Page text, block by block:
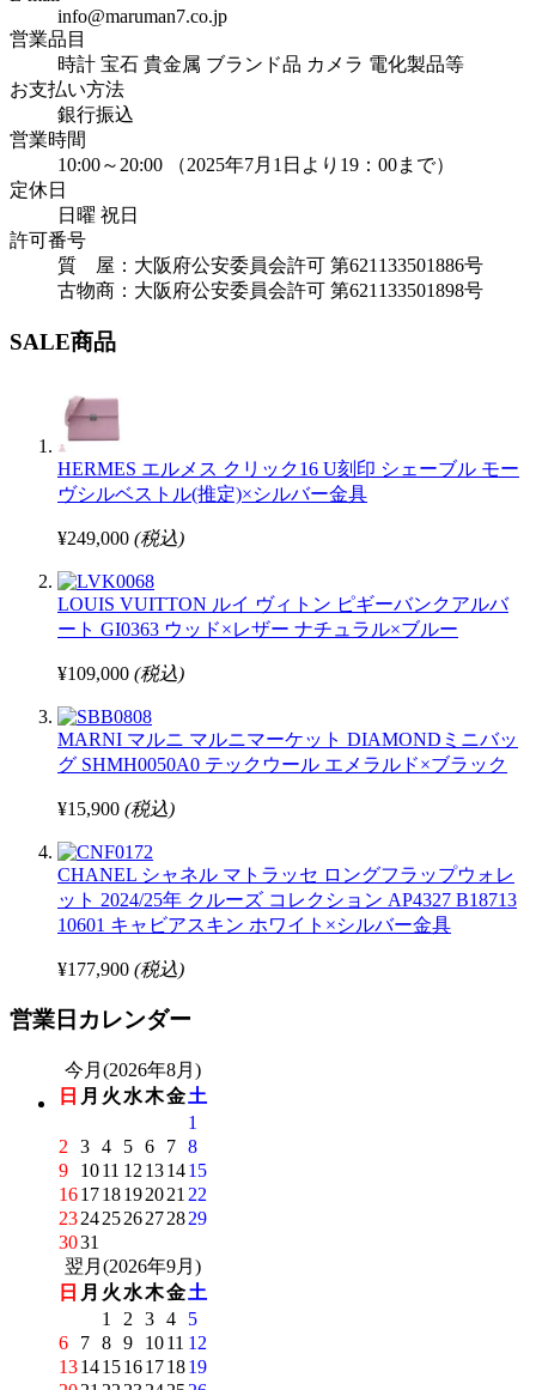
info@maruman7.co.jp
営業品目
時計 宝石 貴金属 ブランド品 カメラ 電化製品等
お支払い方法
銀行振込
営業時間
10:00～20:00 （2025年7月1日より19：00まで）
定休日
日曜 祝日
許可番号
質 屋：大阪府公安委員会許可 第621133501886号
古物商：大阪府公安委員会許可 第621133501898号
SALE商品
HERMES エルメス クリック16 U刻印 シェーブル モー
ヴシルベストル(推定)×シルバー金具
¥249,000 (税込)
LOUIS VUITTON ルイ ヴィトン ピギーバンクアルバ
ート GI0363 ウッド×レザー ナチュラル×ブルー
¥109,000 (税込)
MARNI マルニ マルニマーケット DIAMONDミニバッ
グ SHMH0050A0 テックウール エメラルド×ブラック
¥15,900 (税込)
CHANEL シャネル マトラッセ ロングフラップウォレ
ット 2024/25年 クルーズ コレクション AP4327 B18713
10601 キャビアスキン ホワイト×シルバー金具
¥177,900 (税込)
営業日カレンダー
今月(2026年8月)
日 月 火 水木金土
1
2
3 4 5 6 7 8
9
1011 12 131415
161718192021 22
23242526272829
3031
翌月(2026年9月)
日 月 火 水木金土
1
2 3 4
5
6
7 8 9 1011 12
13141516171819